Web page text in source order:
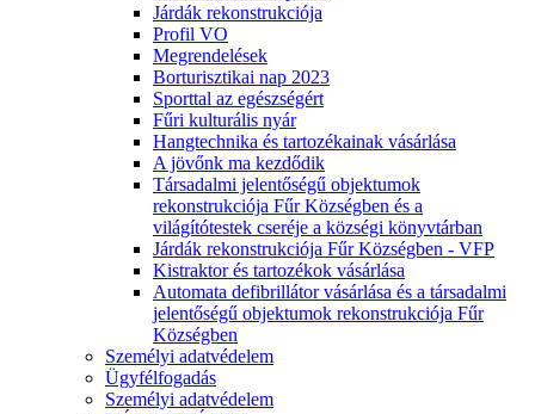
Járdák rekonstrukciója
Profil VO
Megrendelések
Borturisztikai nap 2023
Sporttal az egészségért
Fűri kulturális nyár
Hangtechnika és tartozékainak vásárlása
A jövőnk ma kezdődik
Társadalmi jelentőségű objektumok
rekonstrukciója Fűr Községben és a
világítótestek cseréje a községi könyvtárban
Járdák rekonstrukciója Fűr Községben - VFP
Kistraktor és tartozékok vásárlása
Automata defibrillátor vásárlása és a társadalmi
jelentőségű objektumok rekonstrukciója Fűr
Községben
Személyi adatvédelem
Ügyfélfogadás
Személyi adatvédelem